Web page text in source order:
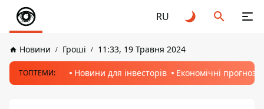
RU
Новини Гроші 11:33, 19 Травня 2024
ТОПТЕМИ: Новини для інвесторів Економічні прогнози